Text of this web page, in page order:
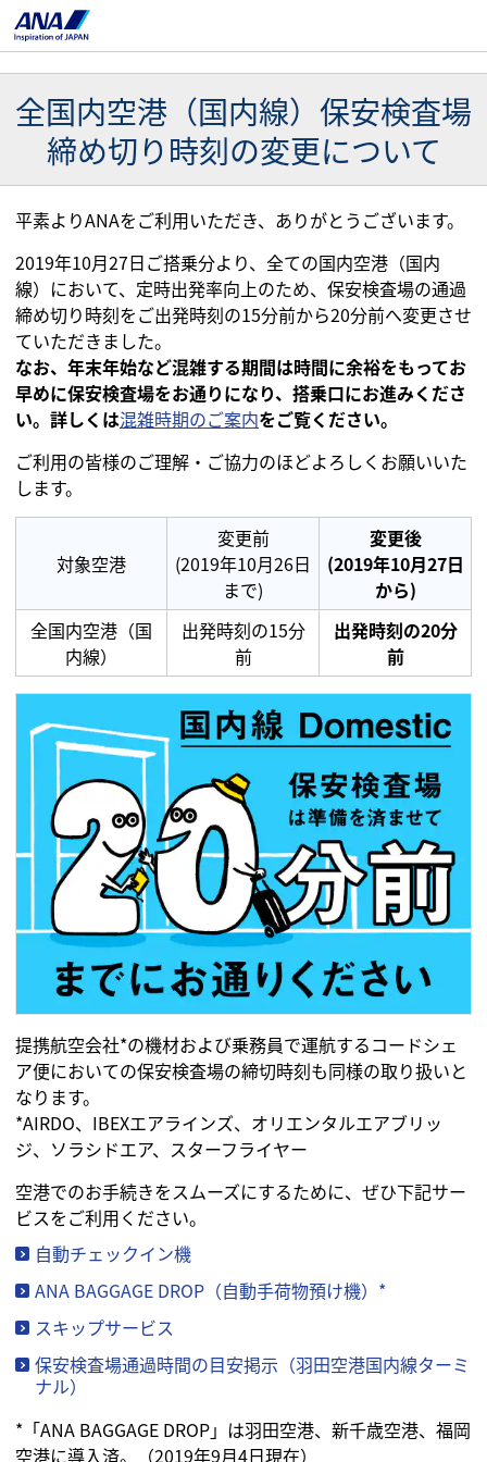
全国内空港（国内線）保安検査場
締め切り時刻の変更について
平素よりANAをご利用いただき、ありがとうございます。
2019年10月27日ご搭乗分より、全ての国内空港（国内
線）において、定時出発率向上のため、保安検査場の通過
締め切り時刻をご出発時刻の15分前から20分前へ変更させ
ていただきました。
なお、年末年始など混雑する期間は時間に余裕をもってお
早めに保安検査場をお通りになり、搭乗口にお進みくださ
い。詳しくは混雑時期のご案内をご覧ください。
ご利用の皆様のご理解・ご協力のほどよろしくお願いいた
します。
対象空港
変更前
(2019年10月26日
まで)
変更後
(2019年10月27日
から)
全国内空港（国
内線）
出発時刻の15分
前
出発時刻の20分
前
提携航空会社*の機材および乗務員で運航するコードシェ
ア便においての保安検査場の締切時刻も同様の取り扱いと
なります。
*AIRDO、IBEXエアラインズ、オリエンタルエアブリッ
ジ、ソラシドエア、スターフライヤー
空港でのお手続きをスムーズにするために、ぜひ下記サー
ビスをご利用ください。
自動チェックイン機
ANA BAGGAGE DROP（自動手荷物預け機）*
スキップサービス
保安検査場通過時間の目安掲示（羽田空港国内線ターミ
ナル）
*「ANA BAGGAGE DROP」は羽田空港、新千歳空港、福岡
空港に導入済。（2019年9月4日現在）